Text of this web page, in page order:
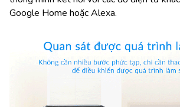
Google Home hoặc Alexa.